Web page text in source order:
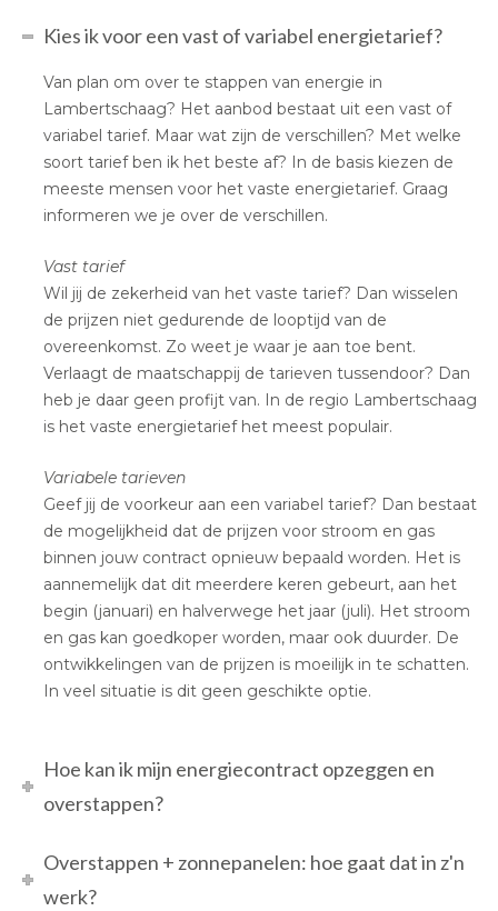
Kies ik voor een vast of variabel energietarief?
Van plan om over te stappen van energie in
Lambertschaag? Het aanbod bestaat uit een vast of
variabel tarief. Maar wat zijn de verschillen? Met welke
soort tarief ben ik het beste af? In de basis kiezen de
meeste mensen voor het vaste energietarief. Graag
informeren we je over de verschillen.
Vast tarief
Wil jij de zekerheid van het vaste tarief? Dan wisselen
de prijzen niet gedurende de looptijd van de
overeenkomst. Zo weet je waar je aan toe bent.
Verlaagt de maatschappij de tarieven tussendoor? Dan
heb je daar geen profijt van. In de regio Lambertschaag
is het vaste energietarief het meest populair.
Variabele tarieven
Geef jij de voorkeur aan een variabel tarief? Dan bestaat
de mogelijkheid dat de prijzen voor stroom en gas
binnen jouw contract opnieuw bepaald worden. Het is
aannemelijk dat dit meerdere keren gebeurt, aan het
begin (januari) en halverwege het jaar (juli). Het stroom
en gas kan goedkoper worden, maar ook duurder. De
ontwikkelingen van de prijzen is moeilijk in te schatten.
In veel situatie is dit geen geschikte optie.
Hoe kan ik mijn energiecontract opzeggen en
overstappen?
Overstappen + zonnepanelen: hoe gaat dat in z'n
werk?